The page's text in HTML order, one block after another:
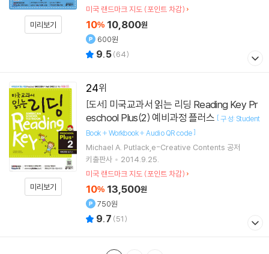
미리보기
미국 랜드마크 지도 (포인트 차감)
10% 10,800원
600원
9.5(64)
24
미리보기
[도서]
eschool Plus(2) 예비과정 플러스 [구 성: Student
Book + Workbook + Audio QR code]
Michael A. Putlack,e-Creative Contents 공저
키출판사
2014.9.25.
미국 랜드마크 지도 (포인트 차감)
10% 13,500원
750원
9.7 (51)